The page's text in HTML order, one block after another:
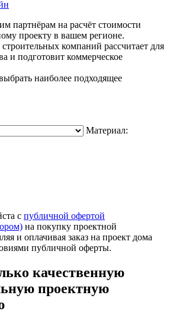
партнёрам на расчёт стоимости
проекту в вашем регионе.
компаний рассчитает для
и подготовит коммерческое
наиболее подходящее
Материал:
с публичной офертой
на покупку проектной
и оплачивая заказ на проект дома
публичной оферты.
качественную
проектную